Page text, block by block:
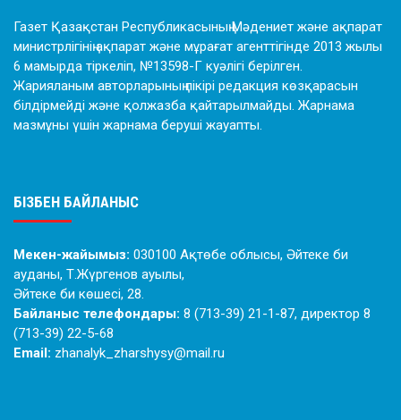
Газет Қазақстан Республикасының Мәдениет және ақпарат
министрлігінің ақпарат және мұрағат агенттігінде 2013 жылы
6 мамырда тіркеліп, №13598-Г куәлігі берілген.
Жарияланым авторларының пікірі редакция көзқарасын
білдірмейді және қолжазба қайтарылмайды. Жарнама
мазмұны үшін жарнама беруші жауапты.
БІЗБЕН БАЙЛАНЫС
Мекен-жайымыз: 030100 Ақтөбе облысы, Әйтеке би
ауданы, Т.Жүргенов ауылы,
Әйтеке би көшесі, 28.
Байланыс телефондары: 8 (713-39) 21-1-87, директор 8
(713-39) 22-5-68
Email: zhanalyk_zharshysy@mail.ru